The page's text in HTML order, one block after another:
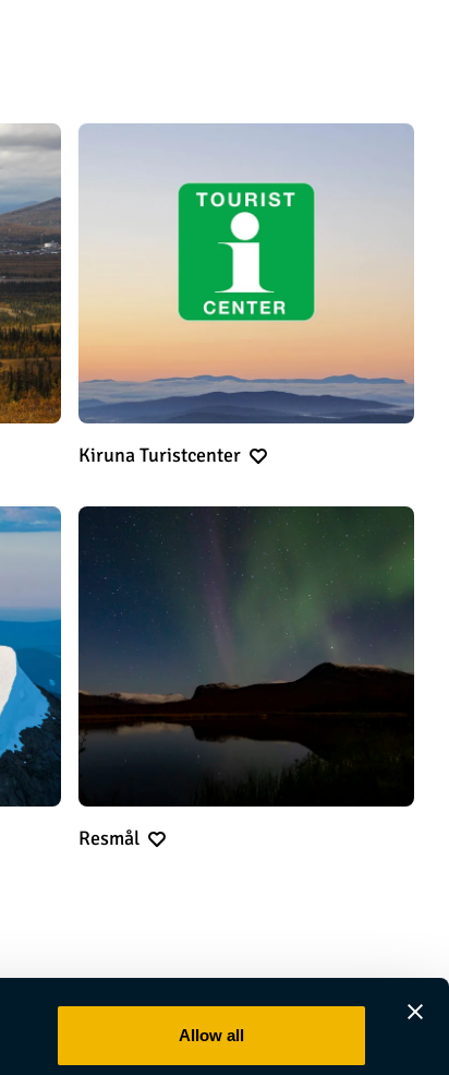
Allow all
Kiruna Turistcenter
Resmål